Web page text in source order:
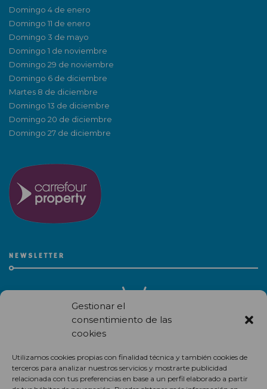
Gestionar el
consentimiento de las
cookies
Utilizamos cookies propias con finalidad técnica y también cookies de
terceros para analizar nuestros servicios y mostrarte publicidad
relacionada con tus preferencias en base a un perfil elaborado a partir
Domingo 4 de enero
Domingo 11 de enero
Domingo 3 de mayo
Domingo 1 de noviembre
Domingo 29 de noviembre
Domingo 6 de diciembre
Martes 8 de diciembre
Domingo 13 de diciembre
Domingo 20 de diciembre
Domingo 27 de diciembre
NEWSLETTER
centro comercial.
Suscríbete